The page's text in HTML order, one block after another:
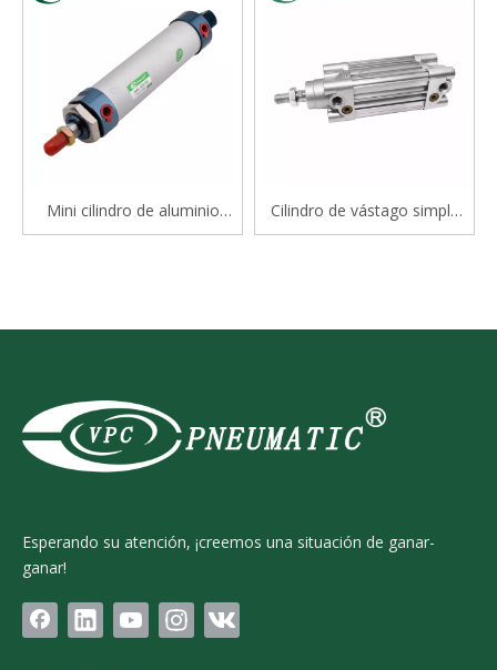
Mini cilindro de aluminio
serie Mal
Cilindro de vástago simple
estándar de doble efecto
Esperando su atención, ¡creemos una situación de ganar-
ganar!